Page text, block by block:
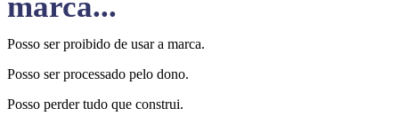
Posso ser proibido de usar a marca.
Posso ser processado pelo dono.
Posso perder tudo que construi.